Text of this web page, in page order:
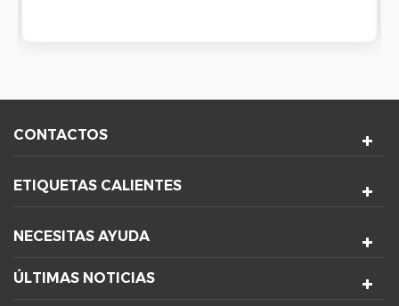
CONTACTOS
ETIQUETAS CALIENTES
NECESITAS AYUDA
ÚLTIMAS NOTICIAS